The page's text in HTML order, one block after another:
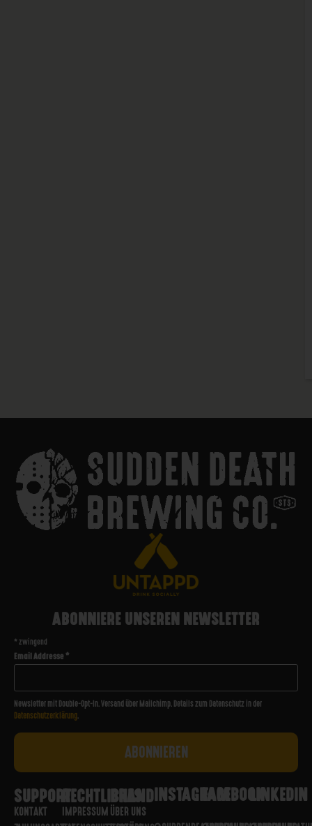
ABONNIERE UNSEREN NEWSLETTER
* zwingend
Email Addresse*
Newsletter mit Double-Opt-In. Versand über Mailchimp. Details zum Datenschutz in der
Datenschutzerklärung.
SUPPORT
KONTAKT
RECHTLICHES
IMPRESSUM
BRAND
ÜBER UNS
INSTAGRAMFACEBOOKLINKEDIN